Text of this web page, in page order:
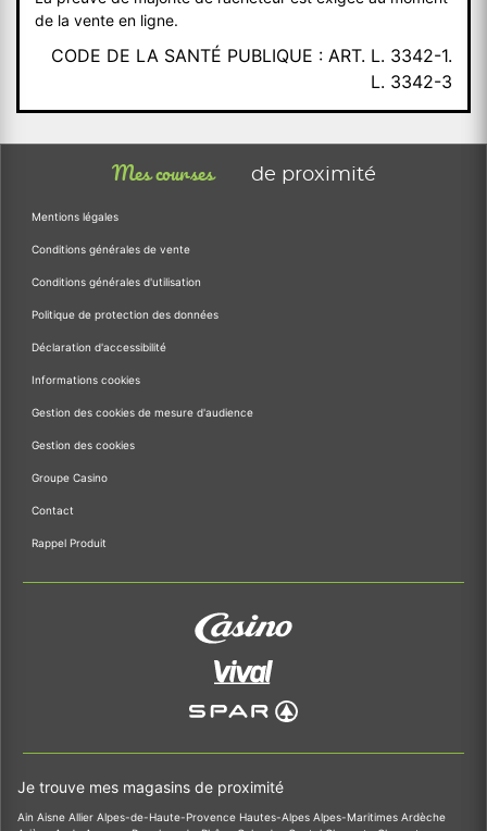
de la vente en ligne.
CODE DE LA SANTÉ PUBLIQUE : ART. L. 3342-1.
L. 3342-3
Mes courses de proximité
Mentions légales
Conditions générales de vente
Conditions générales d'utilisation
Politique de protection des données
Déclaration d'accessibilité
Informations cookies
Gestion des cookies de mesure d'audience
Gestion des cookies
Groupe Casino
Contact
Rappel Produit
Je trouve mes magasins de proximité
Ain Aisne Allier Alpes-de-Haute-Provence Hautes-Alpes Alpes-Maritimes Ardèche